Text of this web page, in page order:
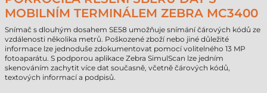
MOBILNÍM TERMINÁLEM ZEBRA MC3400
Snímač s dlouhým dosahem SE58 umožňuje snímání čárových kódů ze
vzdálenosti několika metrů. Poškozené zboží nebo jiné důležité
informace lze jednoduše zdokumentovat pomocí volitelného 13 MP
fotoaparátu. S podporou aplikace Zebra SimulScan lze jedním
skenováním zachytit více dat současně, včetně čárových kódů,
textových informací a podpisů.